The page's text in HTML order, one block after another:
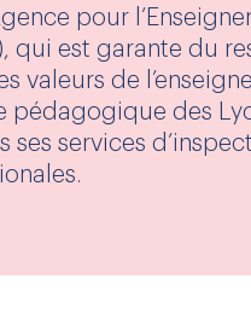
pour
qui est garante du
valeurs de
pédagogique des
ses services